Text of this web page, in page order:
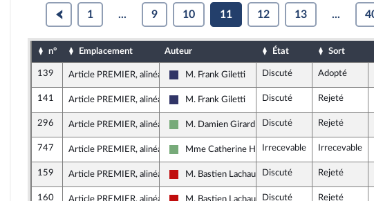
1 ... 9 10 11 12 13 ...
n° Emplacement Auteur État Sort
139 Article PREMIER, alinéa 30
Rassemblement National
M. Frank Giletti Discuté Adopté
141 Article PREMIER, alinéa 30
Rassemblement National
M. Frank Giletti Discuté Rejeté
296 Article PREMIER, alinéa 30
Écologiste et Social
M. Damien Girard Discuté Rejeté
747 Article PREMIER, alinéa 30
Écologiste et Social
Mme Catherine HervieuIrrecevable Irrecevable
159 Article PREMIER, alinéa 31
La France insoumise - Nouveau Front Populaire
M. Bastien Lachaud Discuté Rejeté
160 Article PREMIER, alinéa 31 M. Bastien Lachaud Discuté Rejeté